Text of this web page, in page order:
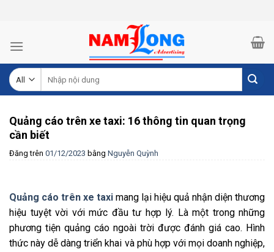
kiếm:
Quảng cáo trên xe taxi: 16 thông tin quan trọng
cần biết
Đăng trên 01/12/2023 bằng Nguyễn Quỳnh
Quảng cáo trên xe taxi mang lại hiệu quả nhận diện thương
hiệu tuyệt vời với mức đầu tư hợp lý. Là một trong những
phương tiện quảng cáo ngoài trời được đánh giá cao. Hình
thức này dễ dàng triển khai và phù hợp với mọi doanh nghiệp,